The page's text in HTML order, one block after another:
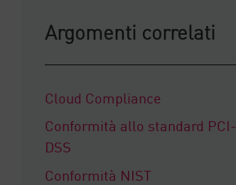
Argomenti correlati
Cloud Compliance
Conformità allo standard PCI-
DSS
Conformità NIST